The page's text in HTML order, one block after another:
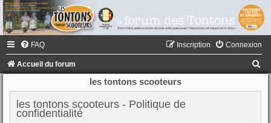
FAQ Connexion
Inscription
Accueil du forum
les tontons scooteurs
les tontons scooteurs - Politique de
confidentialité